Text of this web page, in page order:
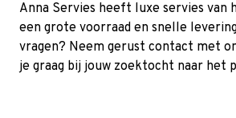
Anna Servies heeft luxe servies van
een grote voorraad en snelle
vragen? Neem gerust contact met
je graag bij jouw zoektocht naar het